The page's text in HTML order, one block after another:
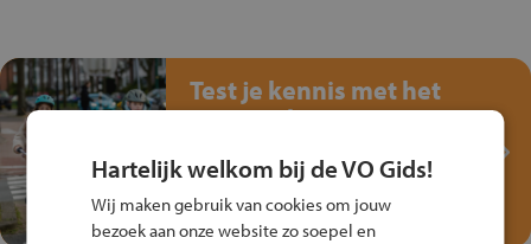
Test je kennis met het
Fiets Veilig
Speel het Fiets Veilig Verkeersspel
en win een Cortina-fiets!
Hartelijk welkom bij de VO Gids!
Wij maken gebruik van cookies om jouw
bezoek aan onze website zo soepel en